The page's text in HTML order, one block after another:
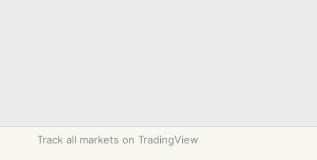
Track all markets on TradingView